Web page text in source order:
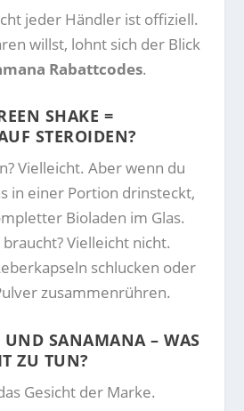
jeder Händler ist offiziell.
willst, lohnt sich der Blick
Rabattcodes.
SHAKE =
STEROIDEN?
Vielleicht. Aber wenn du
in einer Portion drinsteckt,
Bioladen im Glas.
Vielleicht nicht.
schlucken oder
zusammenrühren.
UND SANAMANA – WAS
ZU TUN?
Gesicht der Marke.